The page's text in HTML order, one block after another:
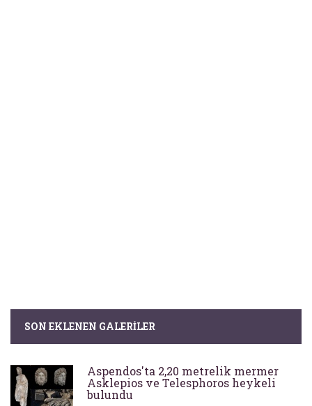
SON EKLENEN GALERILER
Aspendos'ta 2,20 metrelik mermer
Asklepios ve Telesphoros heykeli
bulundu